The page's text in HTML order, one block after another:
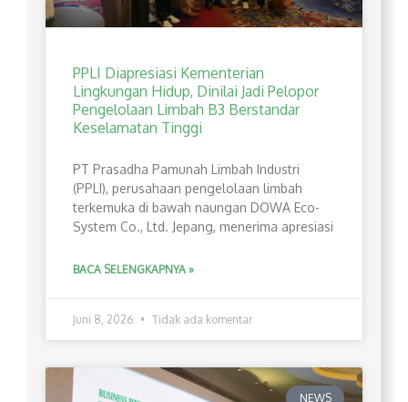
PPLI Diapresiasi Kementerian
Lingkungan Hidup, Dinilai Jadi Pelopor
Pengelolaan Limbah B3 Berstandar
Keselamatan Tinggi
PT Prasadha Pamunah Limbah Industri
(PPLI), perusahaan pengelolaan limbah
terkemuka di bawah naungan DOWA Eco-
System Co., Ltd. Jepang, menerima apresiasi
BACA SELENGKAPNYA »
Juni 8, 2026 Tidak ada komentar
NEWS